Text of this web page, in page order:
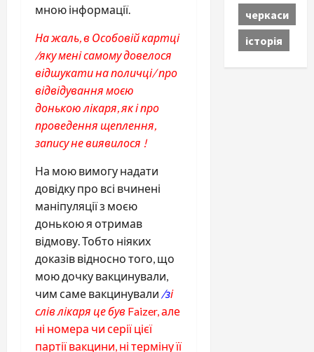
мною інформації.
На жаль, в Особовій картці
/яку мені самому довелося
відшукати на поличці/ про
відвідування моєю
донькою лікаря, як і про
проведення щеплення,
запису не виявилося !
На мою вимогу надати
довідку про всі вчинені
маніпуляції з моєю
донькою я отримав
відмову. Тобто ніяких
доказів відносно того, що
мою дочку вакцинували,
чим саме вакцинували /зі
слів лікаря це був Faizer, але
ні номера чи серії цієї
партії вакцини, ні терміну її
черкаси
історія